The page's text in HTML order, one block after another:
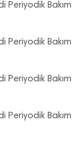
Periyodik Bakım
Periyodik Bakım
Periyodik Bakım
Periyodik Bakım